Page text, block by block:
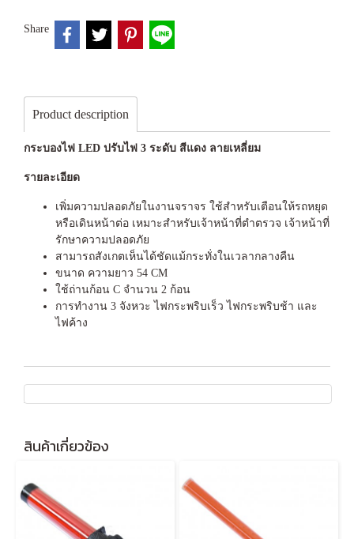
Share
Product description
กระบองไฟ LED ปรับไฟ 3 ระดับ สีแดง ลายเหลี่ยม
รายละเอียด
เพิ่มความปลอดภัยในงานจราจร ใช้สำหรับเตือนให้รถหยุด
หรือเดินหน้าต่อ เหมาะสำหรับเจ้าหน้าที่ตำตรวจ เจ้าหน้าที่
รักษาความปลอดภัย
สามารถสังเกตเห็นได้ชัดแม้กระทั่งในเวลากลางคืน
ขนาด ความยาว 54 CM
ใช้ถ่านก้อน C จำนวน 2 ก้อน
การทำงาน 3 จังหวะ ไฟกระพริบเร็ว ไฟกระพริบช้า และ
ไฟค้าง
สินค้าเกี่ยวข้อง